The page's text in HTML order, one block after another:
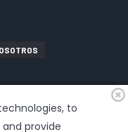
to
provide